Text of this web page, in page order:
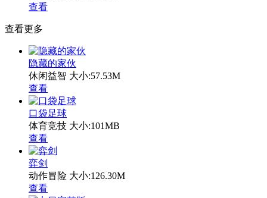
查看
查看更多
隐藏的家伙
休闲益智 大小:57.53M
查看
口袋足球
体育竞技 大小:101MB
查看
弈剑
动作冒险 大小:126.30M
查看